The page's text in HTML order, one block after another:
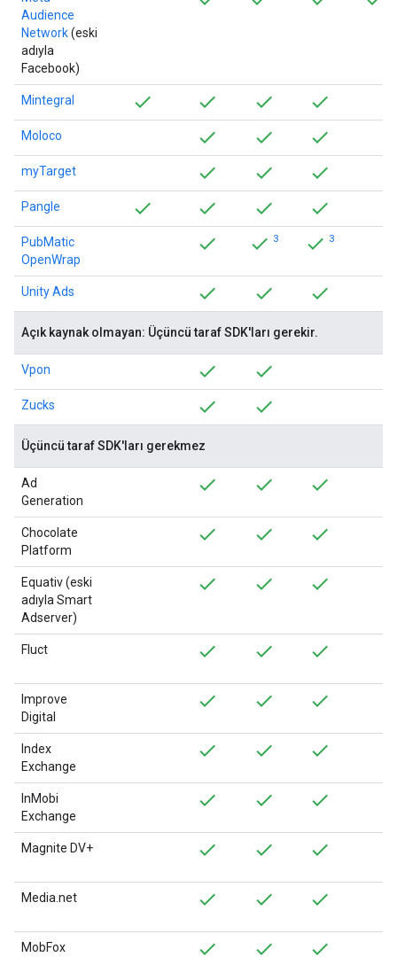
Audience
Network(eski
adıyla
Facebook)
Mintegral
Moloco
myTarget
Pangle
PubMatic
OpenWrap
3 3
Unity Ads
Açık kaynak olmayan: Üçüncü taraf SDK'ları gerekir.
Vpon
Zucks
Üçüncü taraf SDK'ları gerekmez
Ad
Generation
Chocolate
Platform
Equativ (eski
adıyla Smart
Adserver)
Fluct
Improve
Digital
Index
Exchange
InMobi
Exchange
Magnite DV+
Media.net
MobFox